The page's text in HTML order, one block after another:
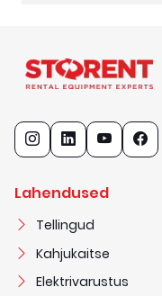
Lahendused
Tellingud
Kahjukaitse
Elektrivarustus